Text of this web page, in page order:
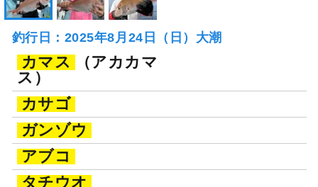
釣行日：2025年8月24日（日）大潮
カマス
（アカカマ
ス）
カサゴ
ガンゾウ
アブコ
タチウオ